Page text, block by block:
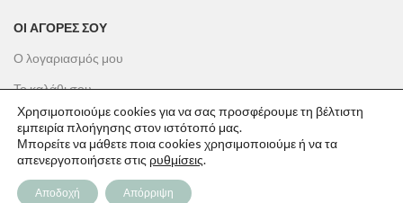
ΟΙ ΑΓΟΡΕΣ ΣΟΥ
Ο λογαριασμός μου
Το καλάθι σου
Οι παραγγελίες σου
Λίστα επιθυμιών
Παρακολούθηση Παραγγελίας
Χρησιμοποιούμε cookies για να σας προσφέρουμε τη βέλτιστη
εμπειρία πλοήγησης στον ιστότοπό μας.
Μπορείτε να μάθετε ποια cookies χρησιμοποιούμε ή να τα
απενεργοποιήσετε στις ρυθμίσεις.
Αποδοχή Απόρριψη